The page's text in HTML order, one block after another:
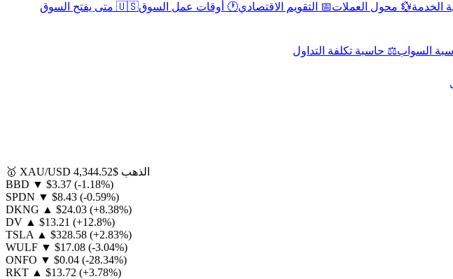
الخدمة💱 محول العملات📅 التقويم الاقتصادي🕐 أوقات عمل السوق
🇺🇸 متى يفتح السوق
السواب⚖️ حاسبة تكلفة التداول
🥇 XAU/USD الذهب $4,344.52
BBD ▼ $3.37 (-1.18%)
SPDN ▼ $8.43 (-0.59%)
DKNG ▲ $24.03 (+8.38%)
DV ▲ $13.21 (+12.8%)
TSLA ▲ $328.58 (+2.83%)
WULF ▼ $17.08 (-3.04%)
ONFO ▼ $0.04 (-28.34%)
RKT ▲ $13.72 (+3.78%)